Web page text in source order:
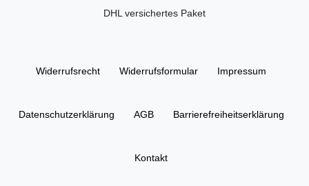
DHL versichertes Paket
Widerrufs­recht Widerrufs­formular Impressum
Daten­schutz­erklärung AGB Barrierefreiheitserklärung
Kontakt